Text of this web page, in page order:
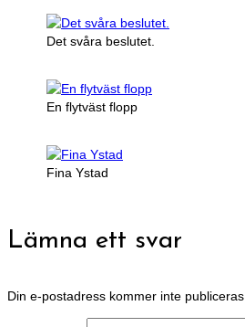
Det svåra beslutet.
En flytväst flopp
Fina Ystad
Lämna ett svar
Din e-postadress kommer inte publiceras.